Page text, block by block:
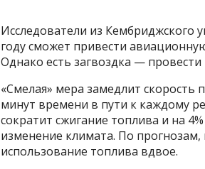
Исследователи из Кембриджского
году сможет привести
Однако есть загвоздка —
«Смелая» мера замедлит скорость
минут времени в пути к каждому
сократит сжигание топлива и на
изменение климата. По прогнозам,
использование топлива вдвое.